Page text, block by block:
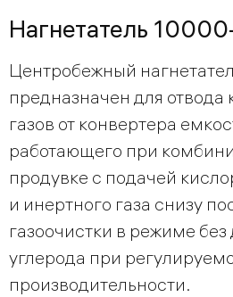
Нагнетатель
Центробежный
предназначен для отвода
газов от конвертера
работающего при
продувке с подачей
и инертного газа снизу
газоочистки в режиме
углерода при
производительности.